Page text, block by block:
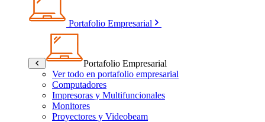
Portafolio Empresarial
Portafolio Empresarial
Ver todo en portafolio empresarial
Computadores
Impresoras y Multifuncionales
Monitores
Proyectores y Videobeam